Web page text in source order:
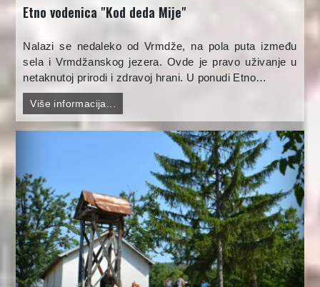
Etno vodenica "Kod deda Mije"
Nalazi se nedaleko od Vrmdže, na pola puta između
sela i Vrmdžanskog jezera. Ovde je pravo uživanje u
netaknutoj prirodi i zdravoj hrani. U ponudi Etno…
Više informacija...